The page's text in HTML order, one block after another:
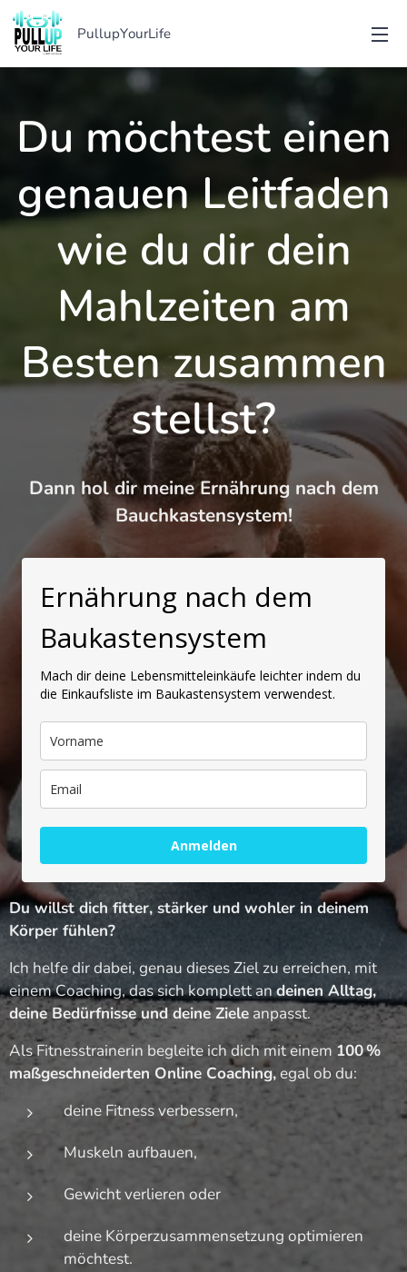
PullupYourLife
Du möchtest einen
genauen Leitfaden
wie du dir dein
Mahlzeiten am
Besten zusammen
stellst?
Dann hol dir meine Ernährung nach dem
Bauchkastensystem!
Ernährung nach dem
Baukastensystem
Mach dir deine Lebensmitteleinkäufe leichter indem du
die Einkaufsliste im Baukastensystem verwendest.
Anmelden
Du willst dich fitter, stärker und wohler in deinem
Körper fühlen?
Ich helfe dir dabei, genau dieses Ziel zu erreichen, mit
einem Coaching, das sich komplett andeinen Alltag,
deine Bedürfnisse und deine Ziele anpasst.
Als Fitnesstrainerin begleite ich dich mit einem 100 %
maßgeschneiderten Online Coaching,egal ob du:
deine Fitness verbessern,
Muskeln aufbauen,
Gewicht verlieren oder
deine Körperzusammensetzung optimieren
möchtest.